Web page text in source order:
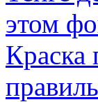
этом
Краска